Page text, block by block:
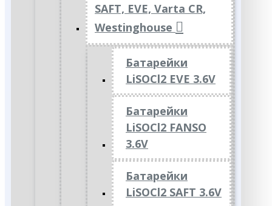
SAFT, EVE, Varta CR,
Westinghouse
Батарейки
LiSOCl2 EVE 3.6V
Батарейки
LiSOCl2 FANSO
3.6V
Батарейки
LiSOCl2 SAFT 3.6V